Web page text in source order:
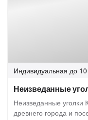
Индивидуальная до
Неизведанные
Неизведанные уголки
древнего города и